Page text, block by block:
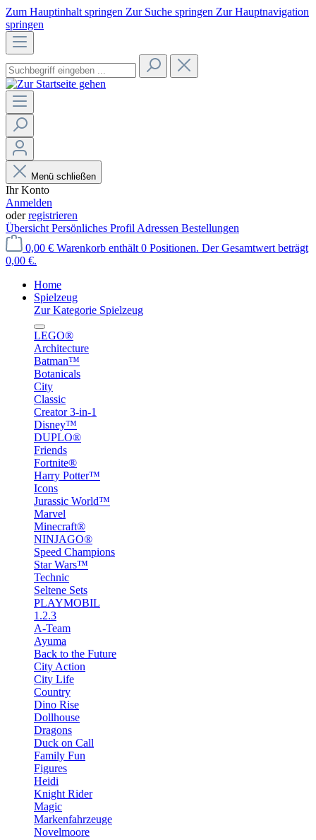
Zum Hauptinhalt springen Zur Suche springen Zur Hauptnavigation
springen
Menü schließen
Ihr Konto
Anmelden
oderregistrieren
Übersicht Persönliches Profil Adressen Bestellungen
0,00 € Warenkorb enthält 0 Positionen. Der Gesamtwert beträgt
0,00 €.
Home
Spielzeug
Zur Kategorie Spielzeug
LEGO®
Architecture
Batman™
Botanicals
City
Classic
Creator 3-in-1
Disney™
DUPLO®
Friends
Fortnite®
Harry Potter™
Icons
Jurassic World™
Marvel
Minecraft®
NINJAGO®
Speed Champions
Star Wars™
Technic
Seltene Sets
PLAYMOBIL
1.2.3
A-Team
Ayuma
Back to the Future
City Action
City Life
Country
Dino Rise
Dollhouse
Dragons
Duck on Call
Family Fun
Figures
Heidi
Knight Rider
Magic
Markenfahrzeuge
Novelmoore